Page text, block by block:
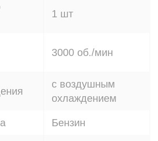
1 шт
3000 об./мин
с воздушным
охлаждением
Бензин